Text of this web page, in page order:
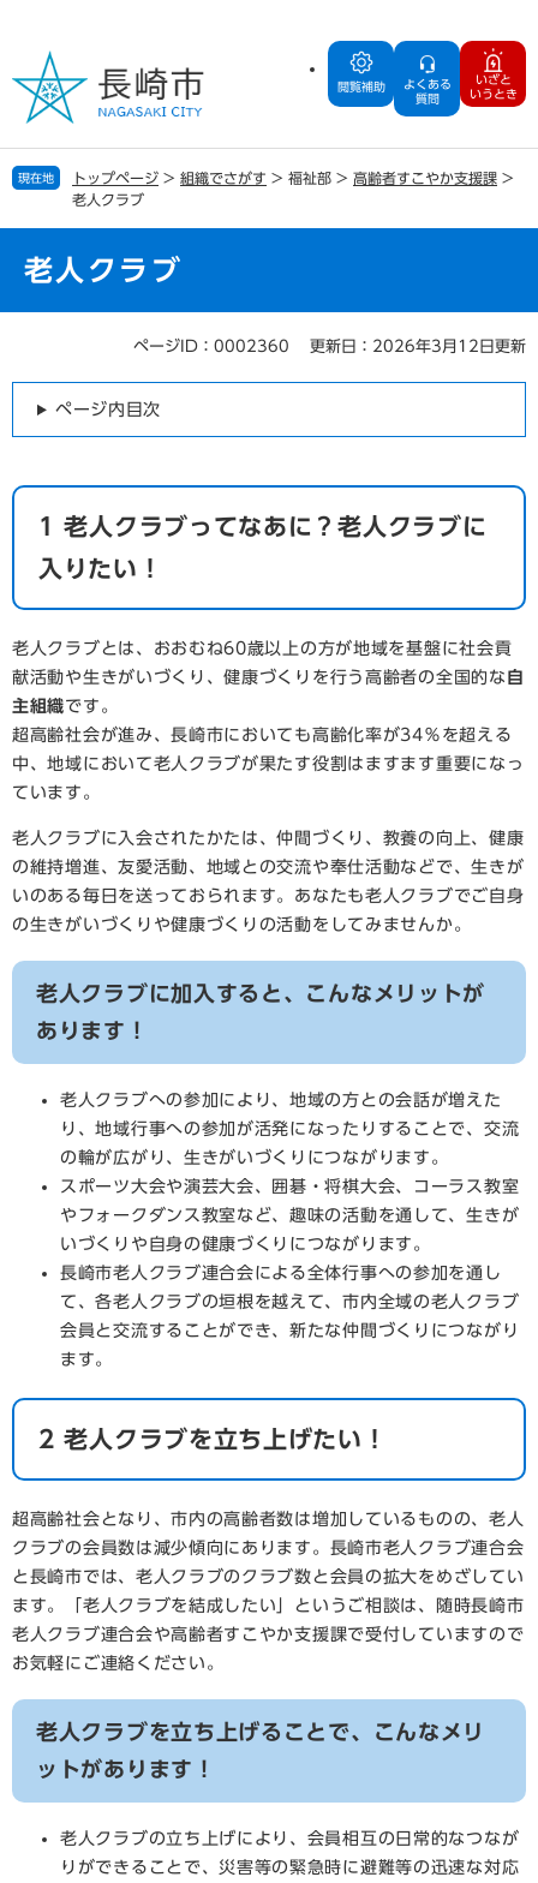
の
で
す
ー
ば
し
閲覧補助
よくある
質問
いざと
いうとき
現在地 トップページ > 組織でさがす > 福祉部 > 高齢者すこやか支援課 >
老人クラブ
老人クラブ
ページID：0002360 更新日：2026年3月12日更新
ページ内目次
1 老人クラブってなあに？老人クラブに
入りたい！
老人クラブとは、おおむね60歳以上の方が地域を基盤に社会貢
献活動や生きがいづくり、健康づくりを行う高齢者の全国的な 自
主組織です。
超高齢社会が進み、長崎市においても高齢化率が34％を超える
中、地域において老人クラブが果たす役割はますます重要になっ
ています。
老人クラブに入会されたかたは、仲間づくり、教養の向上、健康
の維持増進、友愛活動、地域との交流や奉仕活動などで、生きが
いのある毎日を送っておられます。あなたも老人クラブでご自身
の生きがいづくりや健康づくりの活動をしてみませんか。
老人クラブに加入すると、こんなメリットが
あります！
老人クラブへの参加により、地域の方との会話が増えた
り、地域行事への参加が活発になったりすることで、交流
の輪が広がり、生きがいづくりにつながります。
スポーツ大会や演芸大会、囲碁・将棋大会、コーラス教室
やフォークダンス教室など、趣味の活動を通して、生きが
いづくりや自身の健康づくりにつながります。
長崎市老人クラブ連合会による全体行事への参加を通し
て、各老人クラブの垣根を越えて、市内全域の老人クラブ
会員と交流することができ、新たな仲間づくりにつながり
ます。
2 老人クラブを立ち上げたい！
超高齢社会となり、市内の高齢者数は増加しているものの、老人
クラブの会員数は減少傾向にあります。長崎市老人クラブ連合会
と長崎市では、老人クラブのクラブ数と会員の拡大をめざしてい
ます。「老人クラブを結成したい」というご相談は、随時長崎市
老人クラブ連合会や高齢者すこやか支援課で受付していますので
お気軽にご連絡ください。
老人クラブを立ち上げることで、こんなメリ
ットがあります！
老人クラブの立ち上げにより、会員相互の日常的なつなが
りができることで、災害等の緊急時に避難等の迅速な対応